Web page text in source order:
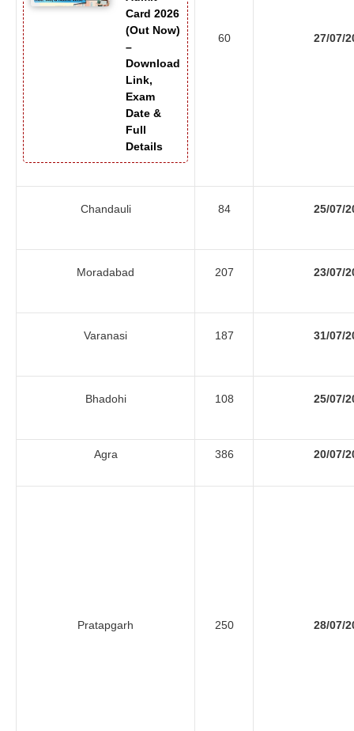
Card 2026
(Out Now)
–
Download
Link,
Exam
Date &
Full
Details
60 27/07/
Chandauli 84 25/07/
Moradabad 207 23/07/
Varanasi 187 31/07/
Bhadohi 108 25/07/
Agra 386 20/07/
Pratapgarh 250 28/07/